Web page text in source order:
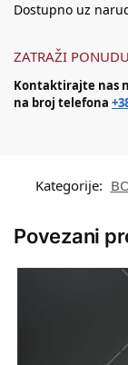
Dostupno uz
ZATRAŽI PONUDU
Kontaktirajte nas
na broj telefona
Kategorije:
Povezani